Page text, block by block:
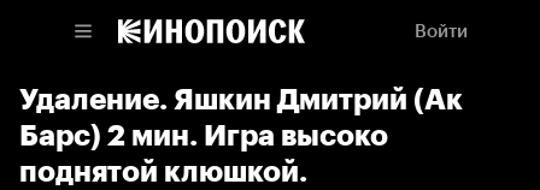
Войти
Удаление. Яшкин Дмитрий (Ак
Барс) 2 мин. Игра высоко
поднятой клюшкой.